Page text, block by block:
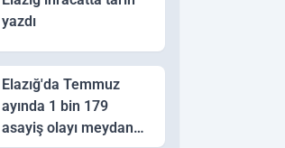
yazdı
Elazığ'da Temmuz
ayında 1 bin 179
asayiş olayı meydana